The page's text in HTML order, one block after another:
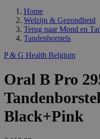
Home
Welzijn & Gezondheid
Terug naar Mond en
Tandenborstels
P & G Health Belgium
Oral B Pro
Black+Pink